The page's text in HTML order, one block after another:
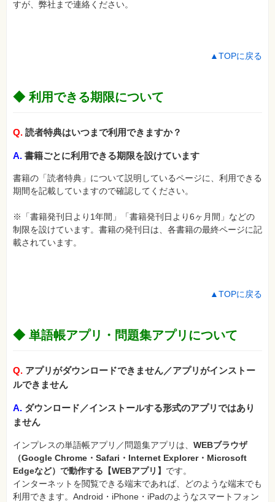
すが、弊社まで連絡ください。
▲TOPに戻る
◆ 利用できる期限について
Q. 読者特典はいつまで利用できますか？
A. 書籍ごとに利用できる期限を設けています
書籍の「読者特典」について説明しているページに、利用できる
期間を記載していますので確認してください。
※「書籍発刊日より1年間」「書籍発刊日より6ヶ月間」などの
制限を設けています。書籍の発刊日は、各書籍の最終ページに記
載されています。
▲TOPに戻る
◆ 単語帳アプリ・問題集アプリについて
Q. アプリがダウンロードできません／アプリがインストー
ルできません
A. ダウンロード／インストールする形式のアプリではあり
ません
インプレスの単語帳アプリ／問題集アプリは、 WEBブラウザ
（Google Chrome・Safari・Internet Explorer・Microsoft
Edgeなど）で動作する【WEBアプリ】 です。
インターネットを閲覧できる端末であれば、どのような端末でも
利用できます。Android・iPhone・iPadのようなスマートフォン